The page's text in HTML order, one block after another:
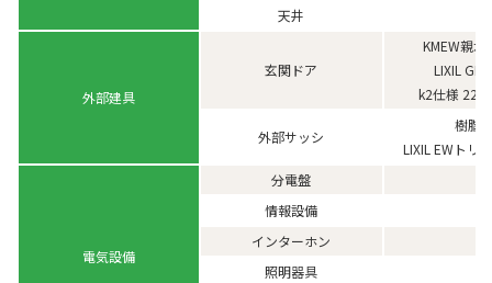
天井
外部建具
玄関ドア
KMEW親水
LIXIL
k2仕様 22
外部サッシ
樹脂
LIXIL EWトリ
電気設備
分電盤
情報設備
インターホン
照明器具